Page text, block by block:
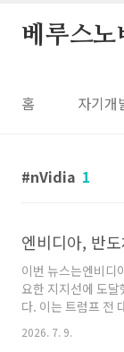
베루스노
홈 자기개
nVidia 1
이번 뉴스는엔비디
요한 지지선에 도
다. 이는 트럼프 전
른 시장 변동성에도
가 매수세 유입과
2026. 7. 9.